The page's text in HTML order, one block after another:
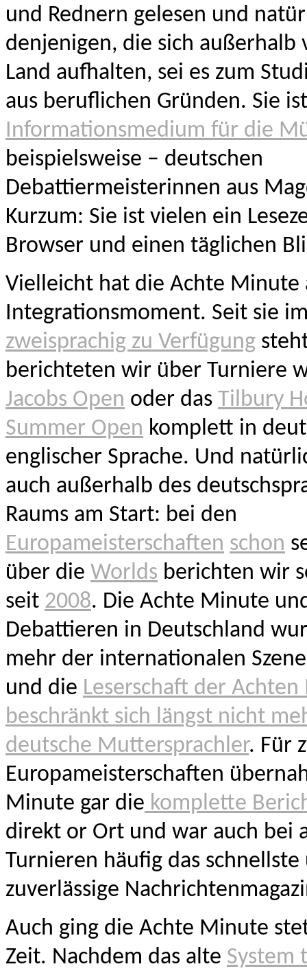
und Rednern gelesen und
denjenigen, die sich außerhalb
Land aufhalten, sei es zum
aus beruflichen Gründen. Sie
Informationsmedium für die
beispielsweise – deutschen
Debattiermeisterinnen aus
Kurzum: Sie ist vielen ein
Browser und einen täglichen
Vielleicht hat die Achte Minute
Integrationsmoment. Seit sie
zweisprachig zu Verfügung
berichteten wir über Turniere
Jacobs Open oder das Tilbury
Summer Open komplett in
englischer Sprache. Und
auch außerhalb des
Raums am Start: bei den
Europameisterschaften schon
über die Worlds berichten wir
seit 2008. Die Achte Minute
Debattieren in Deutschland
mehr der internationalen
und die Leserschaft der
beschränkt sich längst nicht
deutsche Muttersprachler. Für
Europameisterschaften
Minute gar die komplette
direkt or Ort und war auch bei
Turnieren häufig das
zuverlässige
Auch ging die Achte Minute
Zeit. Nachdem das alte System